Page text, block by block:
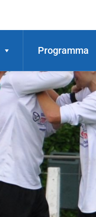
Programma